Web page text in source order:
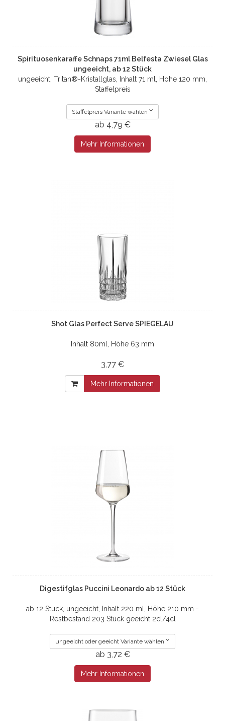
Spirituosenkaraffe Schnaps 71ml Belfesta Zwiesel Glas
ungeeicht, ab 12 Stück
ungeeicht, Tritan®-Kristallglas, Inhalt 71 ml, Höhe 120 mm,
Staffelpreis
Staffelpreis Variante wählen
ab 4,79 €
Mehr Informationen
Shot Glas Perfect Serve SPIEGELAU
Inhalt 80ml, Höhe 63 mm
3,77 €
Mehr Informationen
Digestifglas Puccini Leonardo ab 12 Stück
ab 12 Stück, ungeeicht, Inhalt 220 ml, Höhe 210 mm -
Restbestand 203 Stück geeicht 2cl/4cl
ungeeicht oder geeicht Variante wählen
ab 3,72 €
Mehr Informationen